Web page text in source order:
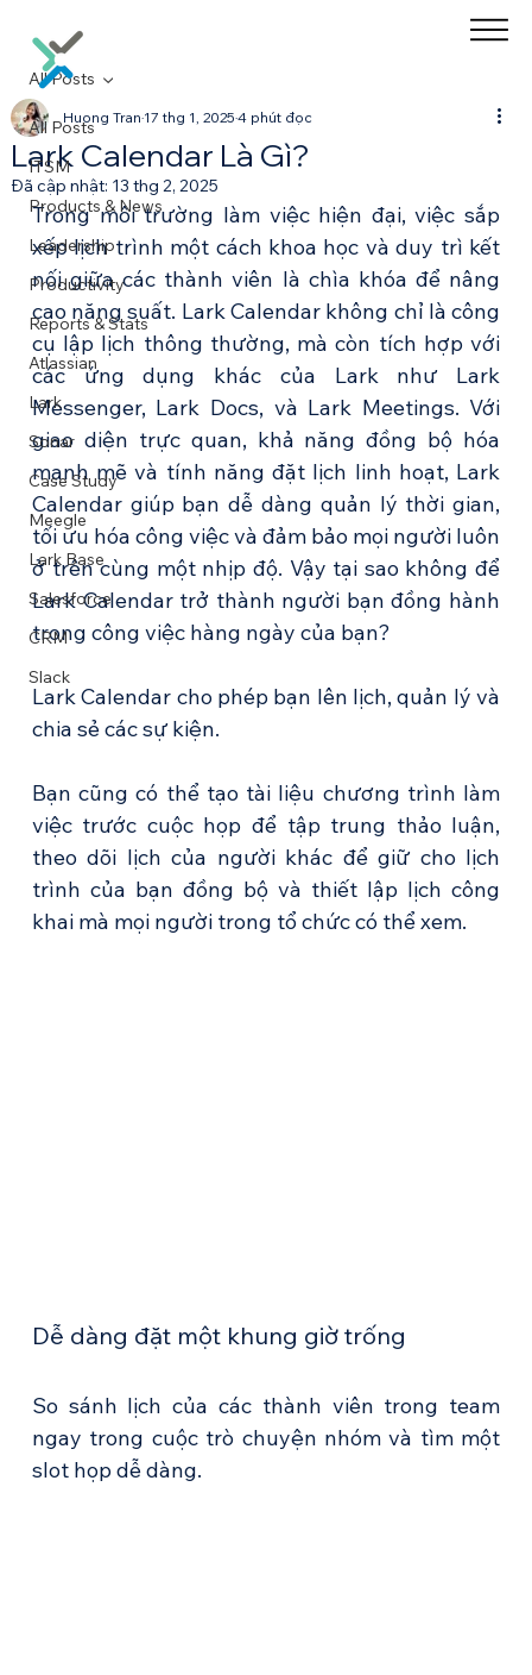
All Posts
ITSM
Products & News
Leadership
Productivity
Reports & Stats
Atlassian
Lark
Sonar
Case Study
Meegle
Lark Base
Salesforce
CRM
Slack
All Posts
Lark Calendar Là Gì?
Huong Tran17 thg 1, 20254 phút đọc
Đã cập nhật: 13 thg 2, 2025
Trong môi trường làm việc hiện đại, việc sắp
xếp lịch trình một cách khoa học và duy trì kết
nối giữa các thành viên là chìa khóa để nâng
cao năng suất. Lark Calendar không chỉ là công
cụ lập lịch thông thường, mà còn tích hợp với
các ứng dụng khác của Lark như Lark
Messenger, Lark Docs, và Lark Meetings. Với
giao diện trực quan, khả năng đồng bộ hóa
mạnh mẽ và tính năng đặt lịch linh hoạt, Lark
Calendar giúp bạn dễ dàng quản lý thời gian,
tối ưu hóa công việc và đảm bảo mọi người luôn
ở trên cùng một nhịp độ. Vậy tại sao không để
Lark Calendar trở thành người bạn đồng hành
trong công việc hàng ngày của bạn?
Lark Calendar cho phép bạn lên lịch, quản lý và
chia sẻ các sự kiện.
Bạn cũng có thể tạo tài liệu chương trình làm
việc trước cuộc họp để tập trung thảo luận,
theo dõi lịch của người khác để giữ cho lịch
trình của bạn đồng bộ và thiết lập lịch công
khai mà mọi người trong tổ chức có thể xem.
Dễ dàng đặt một khung giờ trống
So sánh lịch của các thành viên trong team
ngay trong cuộc trò chuyện nhóm và tìm một
slot họp dễ dàng.